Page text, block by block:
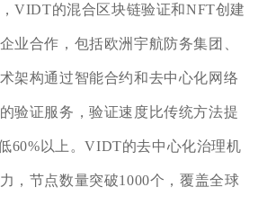
VIDT的混合区块链验证和NFT创建
业合作，包括欧洲宇航防务集团、
架构通过智能合约和去中心化网络
验证服务，验证速度比传统方法提
60%以上。VIDT的去中心化治理机
，节点数量突破1000个，覆盖全球